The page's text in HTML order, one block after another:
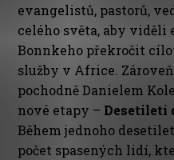
evangelistů, pastorů,
celého světa, aby viděli
Bonnkeho překročit
služby v Africe.
pochodně Danielem
nové etapy – Desetiletí
Během jednoho
počet spasených lidí,